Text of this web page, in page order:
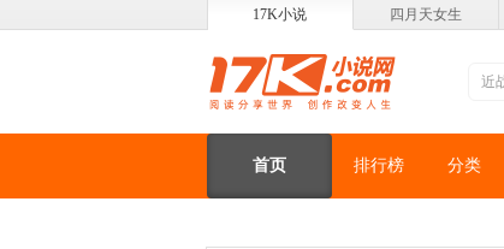
17K小说 四月天女生
首页 排行榜 分类